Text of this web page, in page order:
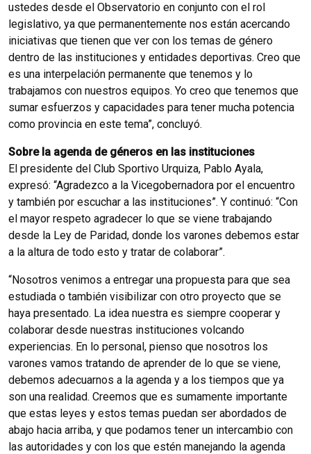
ustedes desde el Observatorio en conjunto con el rol
legislativo, ya que permanentemente nos están acercando
iniciativas que tienen que ver con los temas de género
dentro de las instituciones y entidades deportivas. Creo que
es una interpelación permanente que tenemos y lo
trabajamos con nuestros equipos. Yo creo que tenemos que
sumar esfuerzos y capacidades para tener mucha potencia
como provincia en este tema”, concluyó.
Sobre la agenda de géneros en las instituciones
El presidente del Club Sportivo Urquiza, Pablo Ayala,
expresó: “Agradezco a la Vicegobernadora por el encuentro
y también por escuchar a las instituciones”. Y continuó: “Con
el mayor respeto agradecer lo que se viene trabajando
desde la Ley de Paridad, donde los varones debemos estar
a la altura de todo esto y tratar de colaborar”.
“Nosotros venimos a entregar una propuesta para que sea
estudiada o también visibilizar con otro proyecto que se
haya presentado. La idea nuestra es siempre cooperar y
colaborar desde nuestras instituciones volcando
experiencias. En lo personal, pienso que nosotros los
varones vamos tratando de aprender de lo que se viene,
debemos adecuarnos a la agenda y a los tiempos que ya
son una realidad. Creemos que es sumamente importante
que estas leyes y estos temas puedan ser abordados de
abajo hacia arriba, y que podamos tener un intercambio con
las autoridades y con los que estén manejando la agenda